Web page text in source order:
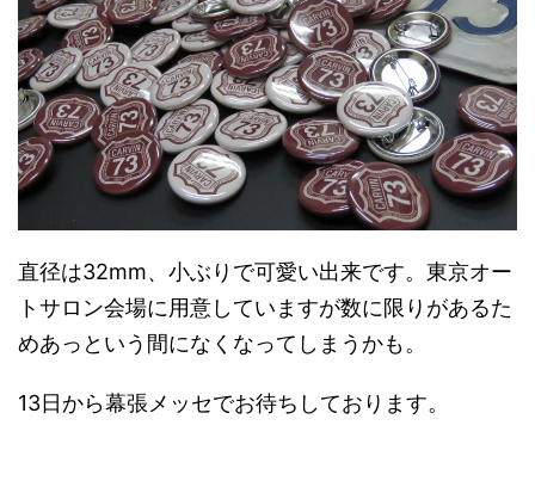
直径は32mm、小ぶりで可愛い出来です。東京オー
トサロン会場に用意していますが数に限りがあるた
めあっという間になくなってしまうかも。
13日から幕張メッセでお待ちしております。